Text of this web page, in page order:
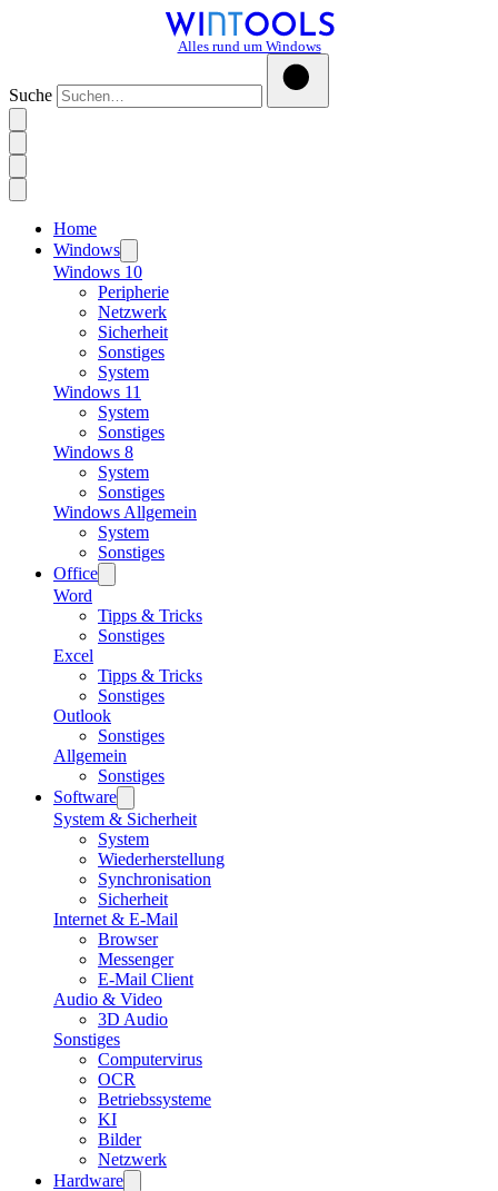
Alles rund um Windows
Suche
Home
Windows
Windows 10
Peripherie
Netzwerk
Sicherheit
Sonstiges
System
Windows 11
System
Sonstiges
Windows 8
System
Sonstiges
Windows Allgemein
System
Sonstiges
Office
Word
Tipps & Tricks
Sonstiges
Excel
Tipps & Tricks
Sonstiges
Outlook
Sonstiges
Allgemein
Sonstiges
Software
System & Sicherheit
System
Wiederherstellung
Synchronisation
Sicherheit
Internet & E-Mail
Browser
Messenger
E-Mail Client
Audio & Video
3D Audio
Sonstiges
Computervirus
OCR
Betriebssysteme
KI
Bilder
Netzwerk
Hardware